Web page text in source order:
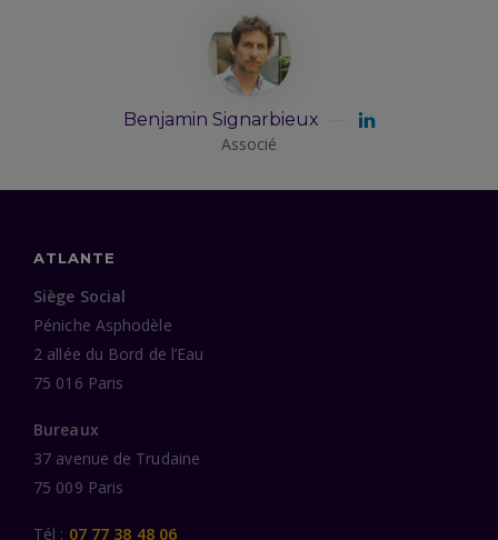
Benjamin Signarbieux
Associé
ATLANTE
Siège Social
Péniche Asphodèle
2 allée du Bord de l’Eau
75 016 Paris
Bureaux
37 avenue de Trudaine
75 009 Paris
Tél : 07 77 38 48 06